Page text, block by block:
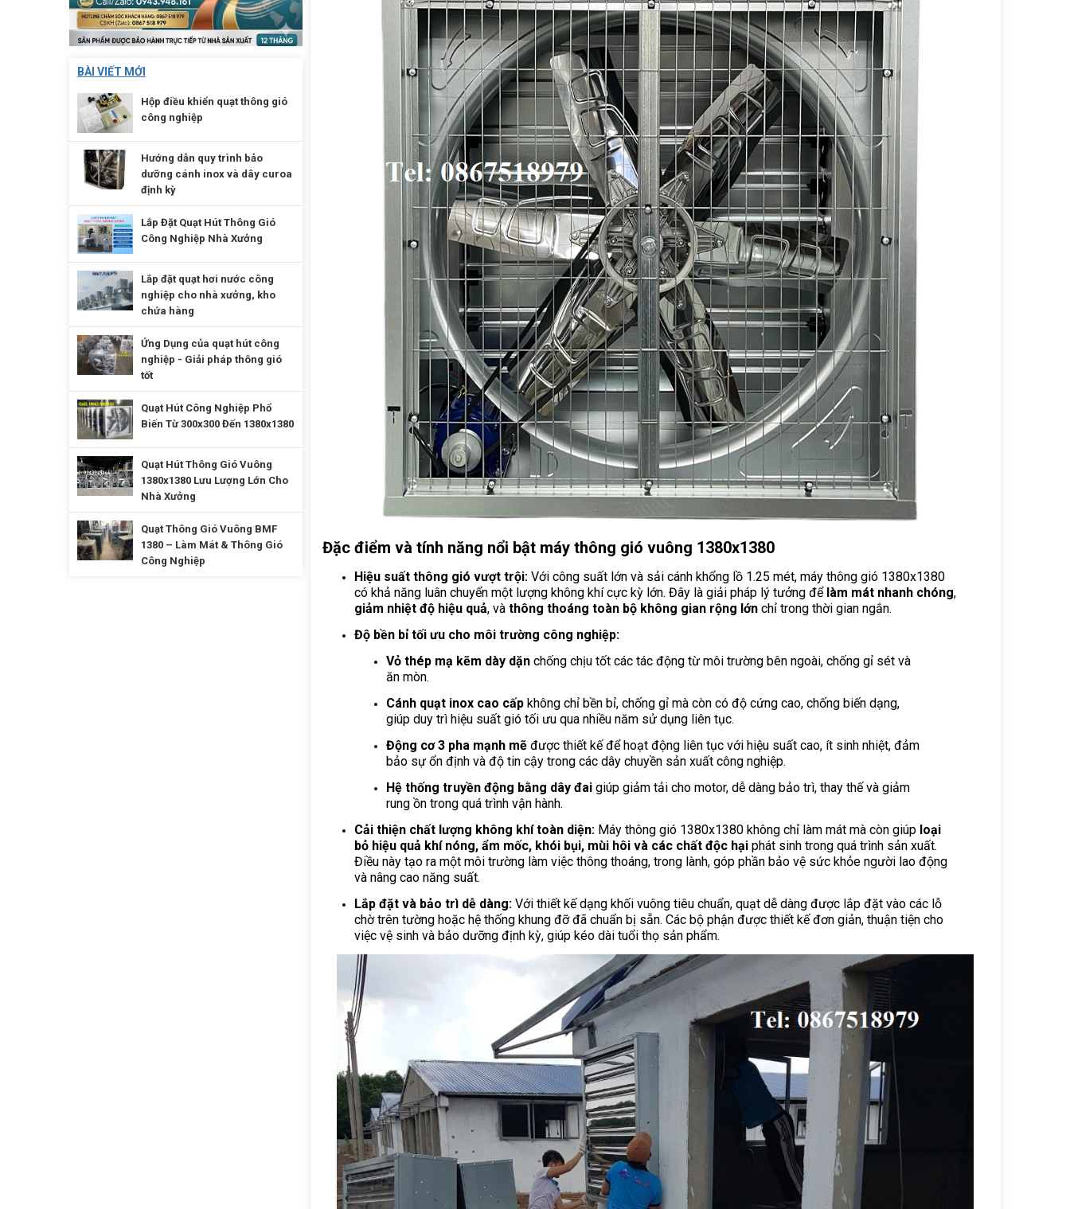
BÀI VIẾT MỚI
Hộp điều khiển quạt thông gió
công nghiệp
Hướng dẫn quy trình bảo
dưỡng cánh inox và dây curoa
định kỳ
Lắp Đặt Quạt Hút Thông Gió
Công Nghiệp Nhà Xưởng
Lắp đặt quạt hơi nước công
nghiệp cho nhà xưởng, kho
chứa hàng
Ứng Dụng của quạt hút công
nghiệp - Giải pháp thông gió
tốt
Quạt Hút Công Nghiệp Phổ
Biến Từ 300x300 Đến 1380x1380
Quạt Hút Thông Gió Vuông
1380x1380 Lưu Lượng Lớn Cho
Nhà Xưởng
Quạt Thông Gió Vuông BMF
1380 – Làm Mát & Thông Gió
Công Nghiệp
Đặc điểm và tính năng nổi bật máy thông gió vuông 1380x1380
Hiệu suất thông gió vượt trội:Với công suất lớn và sải cánh khổng lồ 1.25 mét, máy thông gió 1380x1380
có khả năng luân chuyển một lượng không khí cực kỳ lớn. Đây là giải pháp lý tưởng để làm mát nhanh chóng,
giảm nhiệt độ hiệu quả, và thông thoáng toàn bộ không gian rộng lớnchỉ trong thời gian ngắn.
Độ bền bỉ tối ưu cho môi trường công nghiệp:
Vỏ thép mạ kẽm dày dặnchống chịu tốt các tác động từ môi trường bên ngoài, chống gỉ sét và
ăn mòn.
Cánh quạt inox cao cấpkhông chỉ bền bỉ, chống gỉ mà còn có độ cứng cao, chống biến dạng,
giúp duy trì hiệu suất gió tối ưu qua nhiều năm sử dụng liên tục.
Động cơ 3 pha mạnh mẽđược thiết kế để hoạt động liên tục với hiệu suất cao, ít sinh nhiệt, đảm
bảo sự ổn định và độ tin cậy trong các dây chuyền sản xuất công nghiệp.
Hệ thống truyền động bằng dây đaigiúp giảm tải cho motor, dễ dàng bảo trì, thay thế và giảm
rung ồn trong quá trình vận hành.
Cải thiện chất lượng không khí toàn diện:Máy thông gió 1380x1380 không chỉ làm mát mà còn giúp loại
bỏ hiệu quả khí nóng, ẩm mốc, khói bụi, mùi hôi và các chất độc hạiphát sinh trong quá trình sản xuất.
Điều này tạo ra một môi trường làm việc thông thoáng, trong lành, góp phần bảo vệ sức khỏe người lao động
và nâng cao năng suất.
Lắp đặt và bảo trì dễ dàng:Với thiết kế dạng khối vuông tiêu chuẩn, quạt dễ dàng được lắp đặt vào các lỗ
chờ trên tường hoặc hệ thống khung đỡ đã chuẩn bị sẵn. Các bộ phận được thiết kế đơn giản, thuận tiện cho
việc vệ sinh và bảo dưỡng định kỳ, giúp kéo dài tuổi thọ sản phẩm.